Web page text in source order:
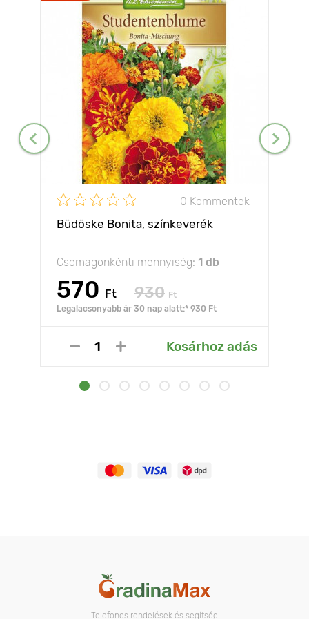
0 Kommentek
Büdöske Bonita, színkeverék
Csomagonkénti mennyiség: 1 db
570 Ft 930 Ft
Legalacsonyabb ár 30 nap alatt:* 930 Ft
Kosárhoz adás
Telefonos rendelések és segítség